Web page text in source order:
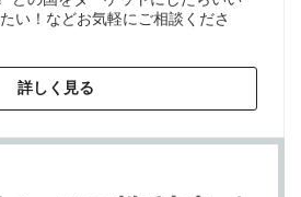
い！などお気軽にご相談くださ
詳しく見る